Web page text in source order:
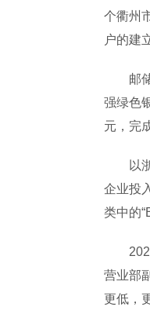
个衢州
户的建
邮储
强绿色
元，完
以浙
企业投
类中的
2022
营业部
更低，